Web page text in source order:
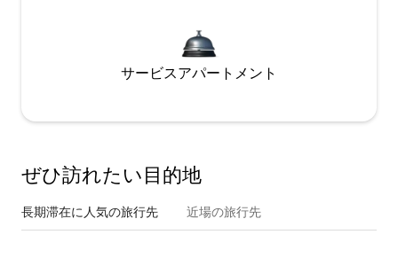
サービスアパートメント
ぜひ訪⁠れ⁠た⁠い目⁠的⁠地
長期滞在に人気の旅行先 近場の旅行先